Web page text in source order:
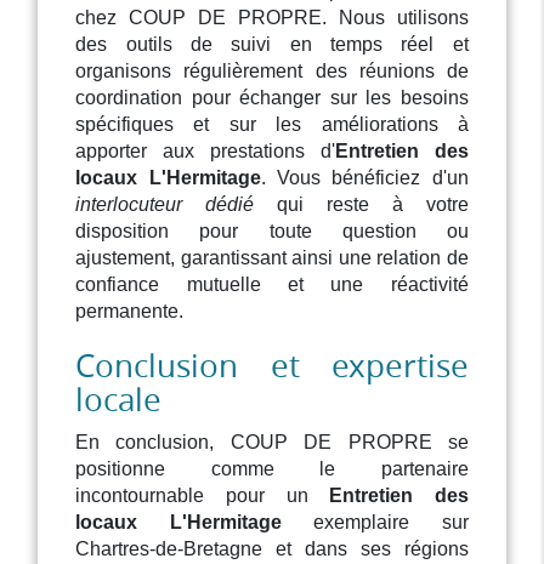
chez COUP DE PROPRE. Nous utilisons
des outils de suivi en temps réel et
organisons régulièrement des réunions de
coordination pour échanger sur les besoins
spécifiques et sur les améliorations à
apporter aux prestations d'Entretien des
locaux L'Hermitage. Vous bénéficiez d'un
interlocuteur dédié qui reste à votre
disposition pour toute question ou
ajustement, garantissant ainsi une relation de
confiance mutuelle et une réactivité
permanente.
Conclusion et expertise
locale
En conclusion, COUP DE PROPRE se
positionne comme le partenaire
incontournable pour un
Entretien des
locaux L'Hermitageexemplaire sur
Chartres-de-Bretagne et dans ses régions